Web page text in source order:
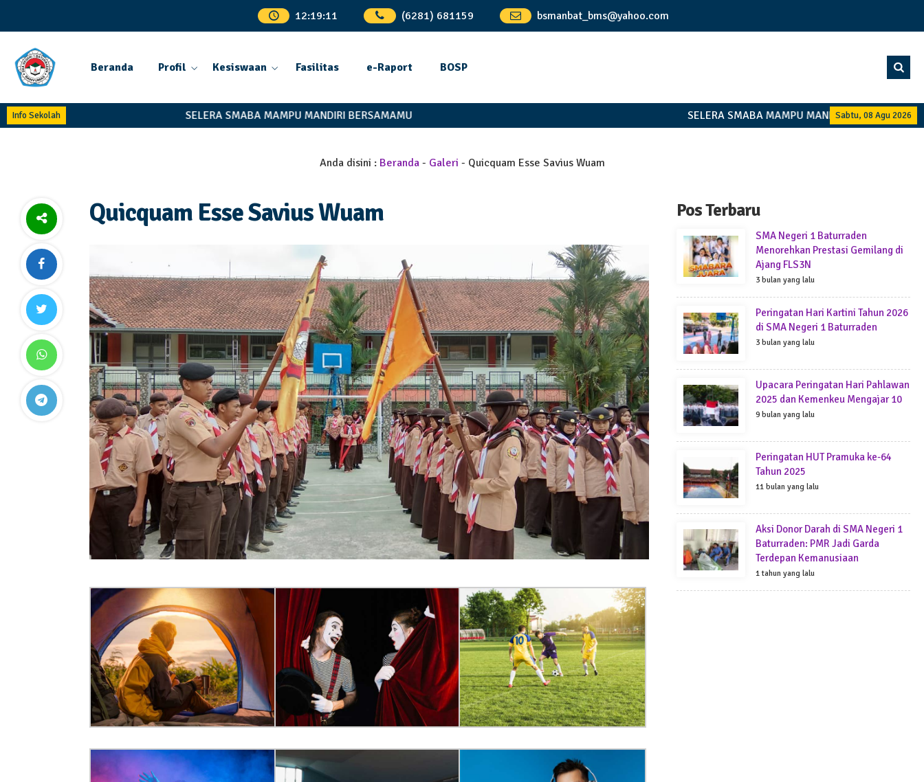
12:19:12 (6281) 681159 bsmanbat_bms@yahoo.com
Beranda Profil Kesiswaan Fasilitas e-Raport BOSP
Info Sekolah Sabtu, 08 Agu 2026
SELERA SMABA MAMPU MANDIRI BERSAMAMU
SELERA SMABA MAMPU MANDIRI BERSAMAMU
Anda disini : Beranda- Galeri - Quicquam Esse Savius Wuam
Quicquam Esse Savius Wuam Pos Terbaru
SMA Negeri 1 Baturraden
Menorehkan Prestasi Gemilang di
Ajang FLS3N
3 bulan yang lalu
Peringatan Hari Kartini Tahun 2026
di SMA Negeri 1 Baturraden
3 bulan yang lalu
Upacara Peringatan Hari Pahlawan
2025 dan Kemenkeu Mengajar 10
9 bulan yang lalu
Peringatan HUT Pramuka ke-64
Tahun 2025
11 bulan yang lalu
Aksi Donor Darah di SMA Negeri 1
Baturraden: PMR Jadi Garda
Terdepan Kemanusiaan
1 tahun yang lalu